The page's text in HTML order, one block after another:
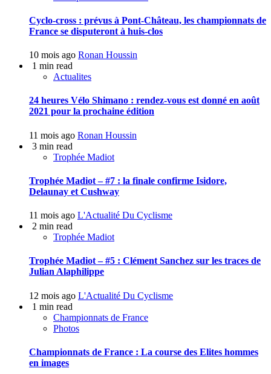
Cyclo-cross : prévus à Pont-Château, les championnats de
France se disputeront à huis-clos
10 mois ago Ronan Houssin
1 min read
Actualites
24 heures Vélo Shimano : rendez-vous est donné en août
2021 pour la prochaine édition
11 mois ago Ronan Houssin
3 min read
Trophée Madiot
Trophée Madiot – #7 : la finale confirme Isidore,
Delaunay et Cushway
11 mois ago L'Actualité Du Cyclisme
2 min read
Trophée Madiot
Trophée Madiot – #5 : Clément Sanchez sur les traces de
Julian Alaphilippe
12 mois ago L'Actualité Du Cyclisme
1 min read
Championnats de France
Photos
Championnats de France : La course des Elites hommes
en images